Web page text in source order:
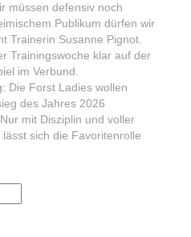
müssen defensiv noch
Publikum dürfen wir
Trainerin Susanne Pignot.
Trainingswoche klar auf der
im Verbund.
Die Forst Ladies wollen
des Jahres 2026
mit Disziplin und voller
sich die Favoritenrolle